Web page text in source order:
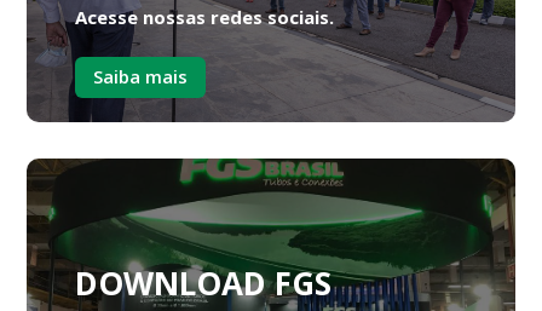
Acesse nossas redes sociais.
Saiba mais
DOWNLOAD FGS